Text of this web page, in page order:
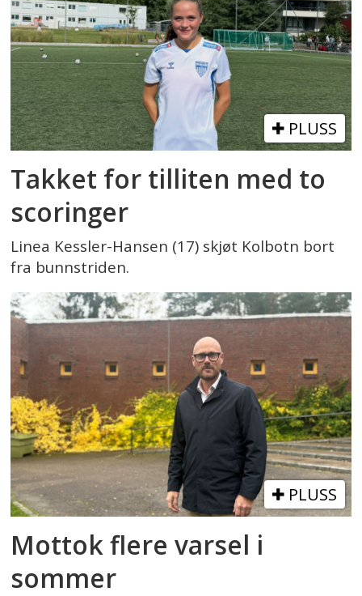
PLUSS
Takket for tilliten med to
scoringer
Linea Kessler-Hansen (17) skjøt Kolbotn bort
fra bunnstriden.
PLUSS
Mottok flere varsel i
sommer